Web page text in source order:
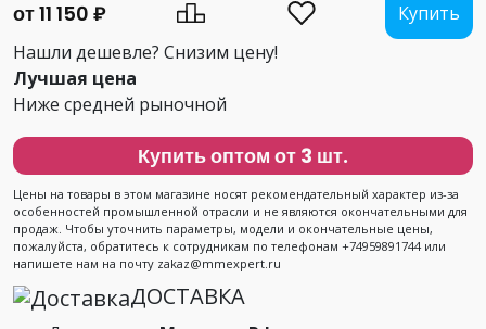
от 11 150 ₽
Купить
Нашли дешевле? Снизим цену!
Лучшая цена
Ниже средней рыночной
Купить оптом от 3 шт.
Цены на товары в этом магазине носят рекомендательный характер из-за
особенностей промышленной отрасли и не являются окончательными для
продаж. Чтобы уточнить параметры, модели и окончательные цены,
пожалуйста, обратитесь к сотрудникам по телефонам +74959891744 или
напишете нам на почту zakaz@mmexpert.ru
ДОСТАВКА